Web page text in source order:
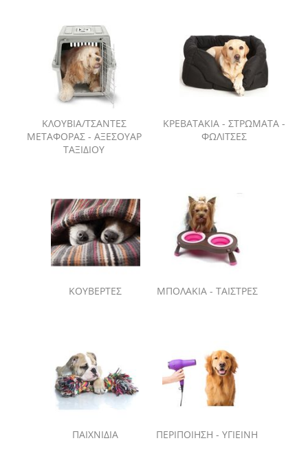
ΚΛΟΥΒΙΑ/ΤΣΑΝΤΕΣ
ΜΕΤΑΦΟΡΑΣ - ΑΞΕΣΟΥΑΡ
ΤΑΞΙΔΙΟΥ
ΚΡΕΒΑΤΑΚΙΑ - ΣΤΡΩΜΑΤΑ -
ΦΩΛΙΤΣΕΣ
ΚΟΥΒΕΡΤΕΣ ΜΠΟΛΑΚΙΑ - ΤΑΙΣΤΡΕΣ
ΠΑΙΧΝΙΔΙΑ ΠΕΡΙΠΟΙΗΣΗ - ΥΓΙΕΙΝΗ